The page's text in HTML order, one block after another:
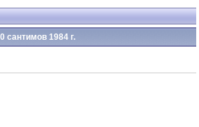
сантимов 1984 г.